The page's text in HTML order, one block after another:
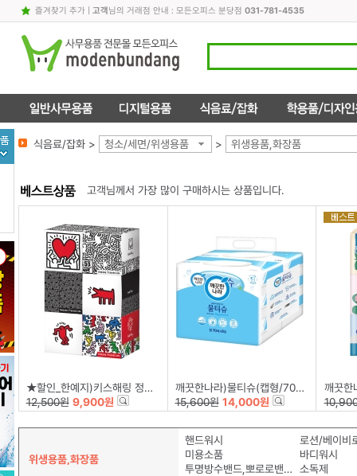
즐겨찾기 추가| 고객님의 거래점 안내 : 모든오피스 분당점 031-781-4535
식음료/잡화 > 청소/세면/위생용품 > 위생용품,화장품
고객님께서 가장 많이 구매하시는 상품입니다.
★할인_한예지)키스해링 정사각 미용티슈(250매×6입)
12,500원 9,900원
깨끗한나라)물티슈(캡형/70매×6입)
15,600원 14,000원
깨끗한나라
위생용품,화장품
핸드워시
로션/베이비
미용소품
바디워시
투명방수밴드,뽀로로밴드
소독제